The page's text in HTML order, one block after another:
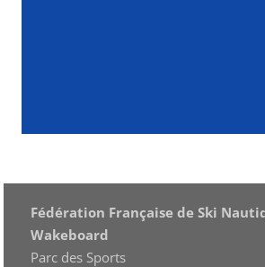
Fédération Française de Ski
Wakeboard
Parc des Sports